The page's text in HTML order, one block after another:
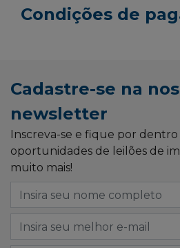
Condições de
Cadastre-se na
newsletter
Inscreva-se e fique por
oportunidades de leilões de
muito mais!